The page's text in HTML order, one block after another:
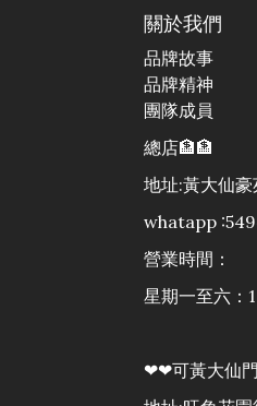
關於我們
品牌故事
品牌精神
團隊成員
總店🏦🏦
地址:黃大仙
whatapp
營業時間：
星期一至六：
❤❤可黃大仙